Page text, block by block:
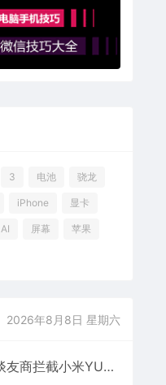
3 电池 骁龙
iPhone 显卡
AI 屏幕 苹果
2026年8月8日 星期六
雷军谈友商拦截小米YU7话术：已经诋毁了 大可不必